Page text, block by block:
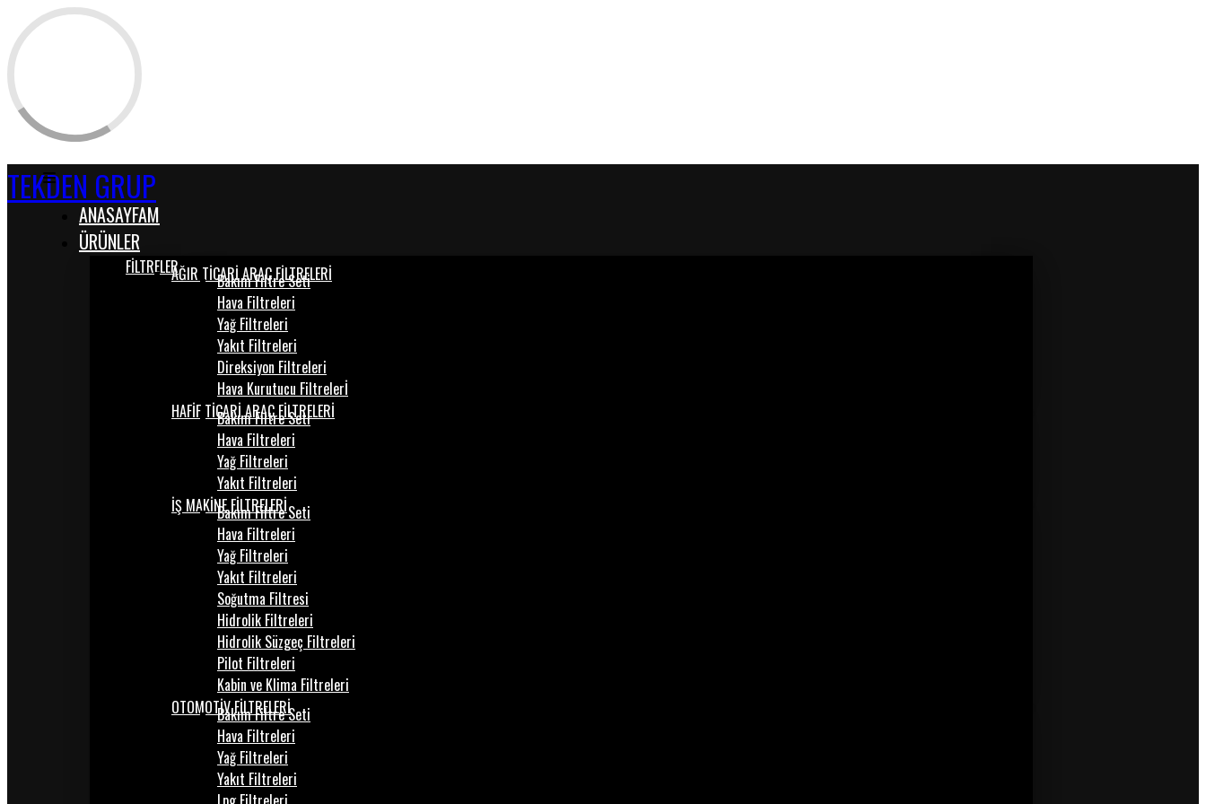
TEKDEN GRUP
ANASAYFAM
ÜRÜNLER
FİLTRELERAĞIR TİCARİ ARAÇ FİLTRELERİ
Bakım Filtre Seti
Hava Filtreleri
Yağ Filtreleri
Yakıt Filtreleri
Direksiyon Filtreleri
Hava Kurutucu Filtrelerİ
HAFİF TİCARİ ARAÇ FİLTRELERİ
Bakım Filtre Seti
Hava Filtreleri
Yağ Filtreleri
Yakıt Filtreleri
İŞ MAKİNE FİLTRELERİ
Bakım Filtre Seti
Hava Filtreleri
Yağ Filtreleri
Yakıt Filtreleri
Soğutma Filtresi
Hidrolik Filtreleri
Hidrolik Süzgeç Filtreleri
Pilot Filtreleri
Kabin ve Klima Filtreleri
OTOMOTİV FİLTRELERİ
Bakım Filtre Seti
Hava Filtreleri
Yağ Filtreleri
Yakıt Filtreleri